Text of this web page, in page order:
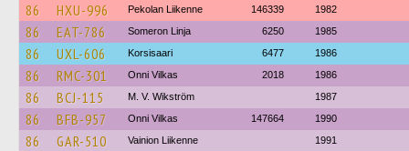
86 HXU-996 Pekolan Liikenne 146339 1982
86 EAT-786 Someron Linja 6250 1985
86 UXL-606 Korsisaari 6477 1986
86 RMC-301 Onni Vilkas 2018 1986
86 BCJ-115 M. V. Wikström 1987
86 BFB-957 Onni Vilkas 147664 1990
86 GAR-510 Vainion Liikenne 1991